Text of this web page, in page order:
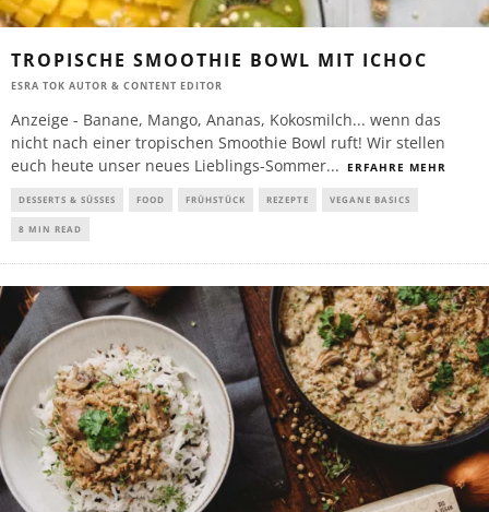
TROPISCHE SMOOTHIE BOWL MIT ICHOC
ESRA TOK AUTOR & CONTENT EDITOR
Anzeige - Banane, Mango, Ananas, Kokosmilch... wenn das
nicht nach einer tropischen Smoothie Bowl ruft! Wir stellen
euch heute unser neues Lieblings-Sommer... ERFAHRE MEHR
DESSERTS & SÜSSES FOOD FRÜHSTÜCK REZEPTE VEGANE BASICS
8 MIN READ